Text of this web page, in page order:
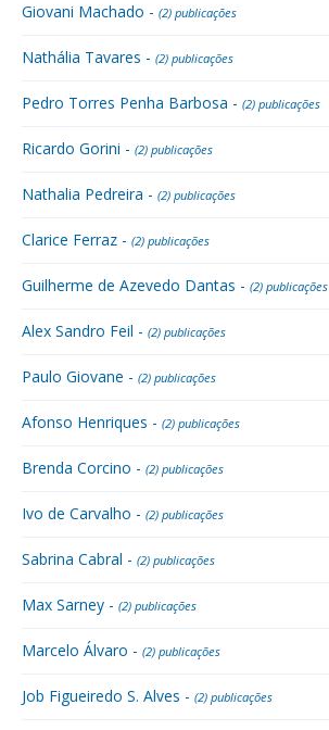
Giovani Machado - (2) publicações
Nathália Tavares - (2) publicações
Pedro Torres Penha Barbosa - (2) publicações
Ricardo Gorini - (2) publicações
Nathalia Pedreira - (2) publicações
Clarice Ferraz - (2) publicações
Guilherme de Azevedo Dantas - (2) publicações
Alex Sandro Feil - (2) publicações
Paulo Giovane - (2) publicações
Afonso Henriques - (2) publicações
Brenda Corcino - (2) publicações
Ivo de Carvalho - (2) publicações
Sabrina Cabral - (2) publicações
Max Sarney - (2) publicações
Marcelo Álvaro - (2) publicações
Job Figueiredo S. Alves - (2) publicações